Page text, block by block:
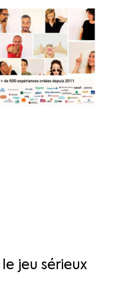
le jeu sérieux